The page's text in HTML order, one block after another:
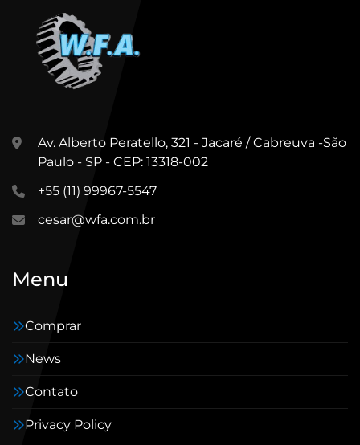
Av. Alberto Peratello, 321 - Jacaré / Cabreuva -São
Paulo - SP - CEP: 13318-002
+55 (11) 99967-5547
cesar@wfa.com.br
Menu
Comprar
News
Contato
Privacy Policy